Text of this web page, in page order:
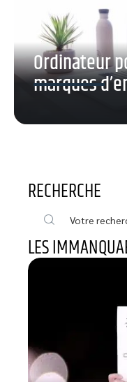
Ordinateur
marques
RECHERCHE
LES